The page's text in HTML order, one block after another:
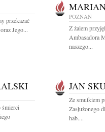
przekazać
Jego...
POZNAŃ
Z żalem
Ambasadora
naszego...
śmierci
JAN
Ze smutkiem
Zasłużonego
hab....